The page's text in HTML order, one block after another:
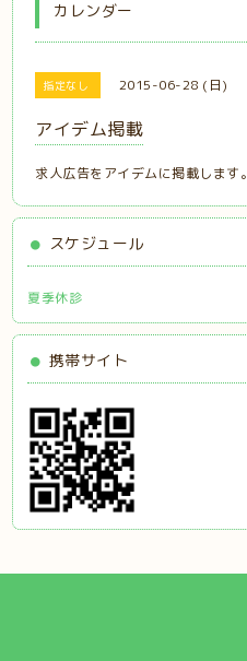
カレンダー
指定なし 2015-06-28 (日)
アイデム掲載
求人広告をアイデムに掲載します。
スケジュール
夏季休診
携帯サイト